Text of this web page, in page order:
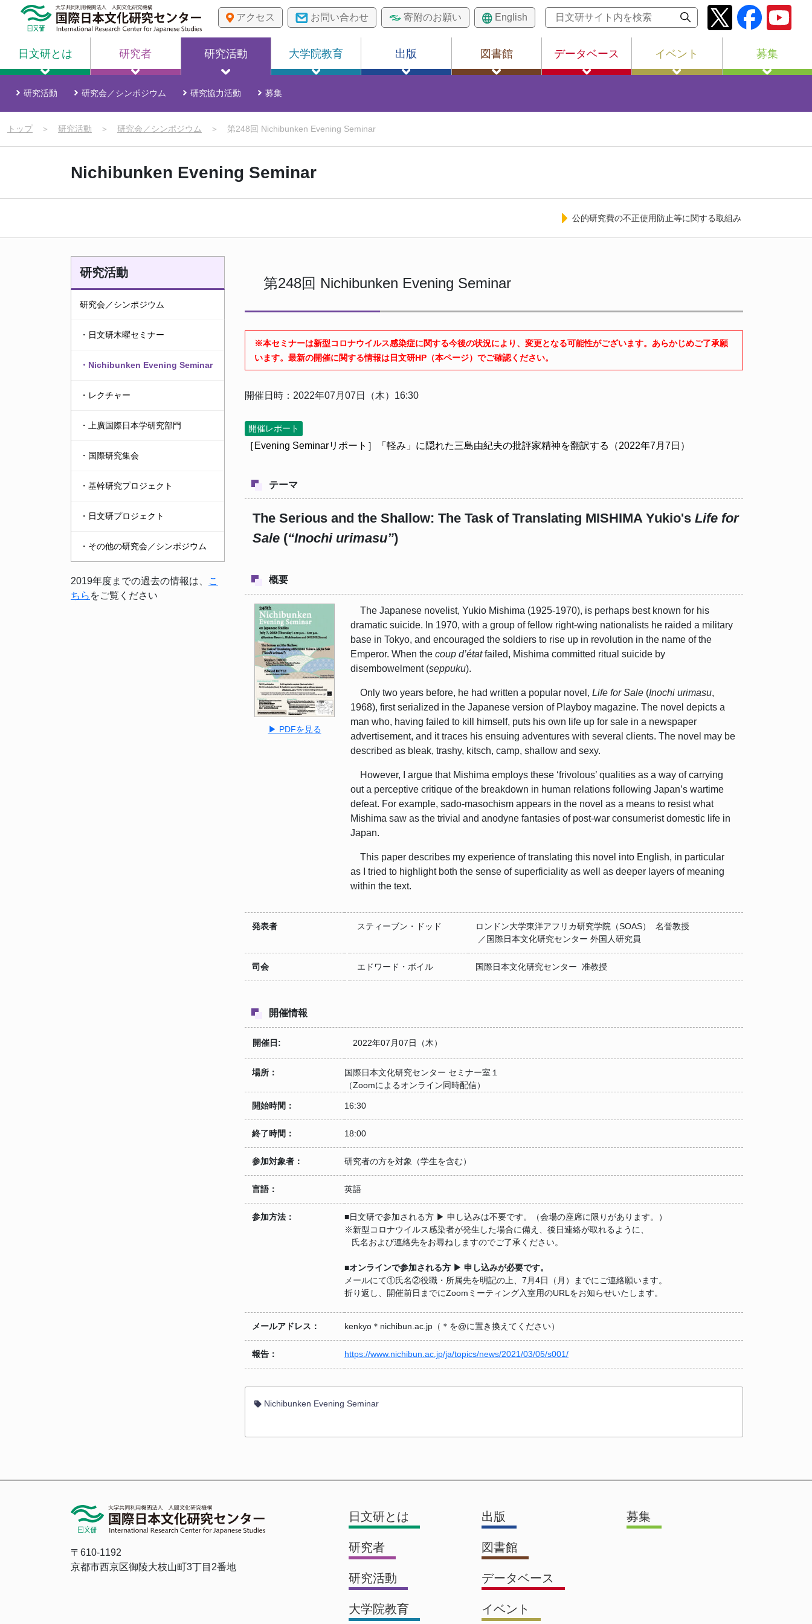
アクセス お問い合わせ 寄附のお願い English
日文研とは 研究者 研究活動 大学院教育 出版 図書館 データベース イベント 募集
研究活動 研究会／シンポジウム 研究協力活動 募集
トップ＞ 研究活動 ＞ 研究会／シンポジウム ＞ 第248回 Nichibunken Evening Seminar
Nichibunken Evening Seminar
公的研究費の不正使用防止等に関する取組み
研究活動
研究会／シンポジウム
・日文研木曜セミナー
・Nichibunken Evening Seminar
・レクチャー
・上廣国際日本学研究部門
・国際研究集会
・基幹研究プロジェクト
・日文研プロジェクト
・その他の研究会／シンポジウム
2019年度までの過去の情報は、
こ
ちら をご覧ください
第248回 Nichibunken Evening Seminar
※本セミナーは新型コロナウイルス感染症に関する今後の状況により、変更となる可能性がございます。あらかじめご了承願
います。最新の開催に関する情報は日文研HP（本ページ）でご確認ください。
開催日時：2022年07月07日（木）16:30
開催レポート
［Evening Seminarリポート］「軽み」に隠れた三島由紀夫の批評家精神を翻訳する（2022年7月7日）
テーマ
The Serious and the Shallow: The Task of Translating MISHIMA Yukio's Life for
Sale (“Inochi urimasu”)
概要
▶ PDFを見る
The Japanese novelist, Yukio Mishima (1925-1970), is perhaps best known for his
dramatic suicide. In 1970, with a group of fellow right-wing nationalists he raided a military
base in Tokyo, and encouraged the soldiers to rise up in revolution in the name of the
Emperor. When the coup d’étatfailed, Mishima committed ritual suicide by
disembowelment (seppuku).
Only two years before, he had written a popular novel, Life for Sale (Inochi urimasu,
1968), first serialized in the Japanese version of Playboy magazine. The novel depicts a
man who, having failed to kill himself, puts his own life up for sale in a newspaper
advertisement, and it traces his ensuing adventures with several clients. The novel may be
described as bleak, trashy, kitsch, camp, shallow and sexy.
However, I argue that Mishima employs these ‘frivolous’ qualities as a way of carrying
out a perceptive critique of the breakdown in human relations following Japan’s wartime
defeat. For example, sado-masochism appears in the novel as a means to resist what
Mishima saw as the trivial and anodyne fantasies of post-war consumerist domestic life in
Japan.
This paper describes my experience of translating this novel into English, in particular
as I tried to highlight both the sense of superficiality as well as deeper layers of meaning
within the text.
発表者 スティーブン・ドッド
ロンドン大学東洋アフリカ研究学院（SOAS） 名誉教授
／国際日本文化研究センター 外国人研究員
司会 エドワード・ボイル 国際日本文化研究センター 准教授
開催情報
開催日: 2022年07月07日（木）
場所：
国際日本文化研究センター セミナー室１
（Zoomによるオンライン同時配信）
開始時間： 16:30
終了時間： 18:00
参加対象者： 研究者の方を対象（学生を含む）
言語： 英語
参加方法：
■日文研で参加される方 ▶ 申し込みは不要です。（会場の座席に限りがあります。）
※新型コロナウイルス感染者が発生した場合に備え、後日連絡が取れるように、
氏名および連絡先をお尋ねしますのでご了承ください。
■オンラインで参加される方 ▶ 申し込みが必要です。
メールにて①氏名②役職・所属先を明記の上、7月4日（月）までにご連絡願います。
折り返し、開催前日までにZoomミーティング入室用のURLをお知らせいたします。
メールアドレス： kenkyo＊nichibun.ac.jp（＊を@に置き換えてください）
報告： https://www.nichibun.ac.jp/ja/topics/news/2021/03/05/s001/
Nichibunken Evening Seminar
〒610-1192
京都市西京区御陵大枝山町3丁目2番地
日文研とは
研究者
研究活動
大学院教育
出版
図書館
データベース
イベント
募集